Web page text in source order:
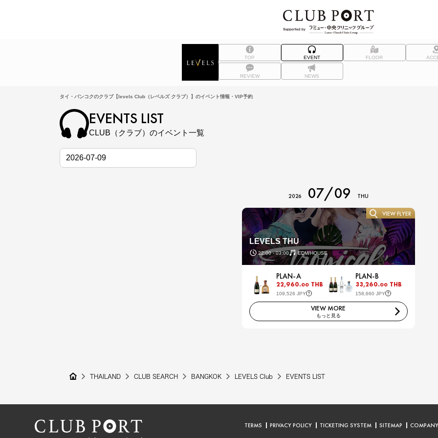
TOP EVENT FLOOR
REVIEW NEWS
タイ・バンコクのクラブ【levels Club（レベルズ クラブ）】のイベント情報・VIP予約
EVENTS LIST
CLUB（クラブ）のイベント一覧
2026 07/09 THU
LEVELS THU
22:00 - 03:00 EDM/HOUSE
VIEW FLYER
PLAN-A
22,960.00 THB
109,526 JPY
PLAN-B
33,260.00THB
158,660 JPY
VIEW MORE
もっと見る
THAILAND CLUB SEARCH BANGKOK LEVELS Club EVENTS LIST
TERMS PRIVACY POLICY TICKETING SYSTEM SITEMAP COMPANY